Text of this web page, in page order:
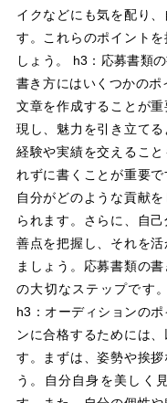
イクなどにも気を配り
す。これらのポイント
しょう。 h3：応募書類
書き方にはいくつかの
文章を作成することが
現し、魅力を引き立て
経験や実績を交えるこ
れずに書くことが重要で
自分がどのような貢献
られます。さらに、自
善点を把握し、それを
ましょう。応募書類の
の大切なステップです
h3：オーディションの
ンに合格するためには
す。まずは、姿勢や挨
う。自分自身を美しく